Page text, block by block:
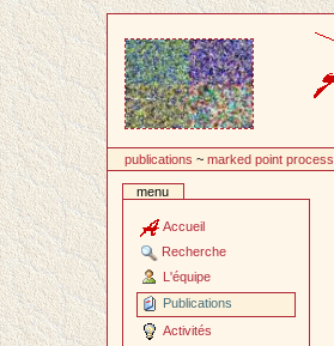
contenu
publications ~marked point process
menu
Accueil
Recherche
L'équipe
Publications
Activités